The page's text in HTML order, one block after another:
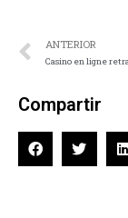
ANTERIOR
Compartir